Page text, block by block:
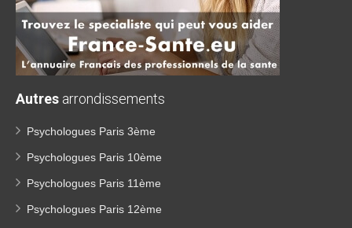
Autres arrondissements
Psychologues Paris 3ème
Psychologues Paris 10ème
Psychologues Paris 11ème
Psychologues Paris 12ème